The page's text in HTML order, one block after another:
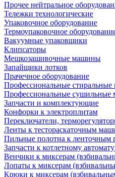
Прочее нейтральное
Тележки технологические
Упаковочное оборудование
Термоупаковочное
Вакуумные упаковщики
Клипсаторы
Мешкозашивочные машины
Запайщики лотков
Прачечное оборудование
Профессиональные
Профессиональные
Запчасти и комплектующие
Конфорки к электроплитам
Переключатели,
Ленты к тестораскаточным
Пильные полотна к ленточным
Запчасти к котлетному
Венчики к миксерам
Лопаты к миксерам
Крюки к миксерам